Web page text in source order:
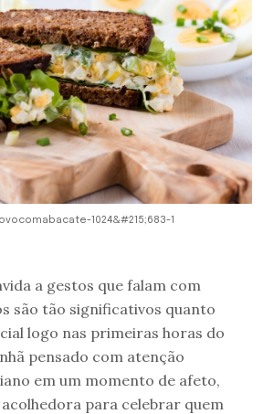
1024&#215;683-1
a gestos que falam com
são tão significativos quanto
logo nas primeiras horas do
pensado com atenção
em um momento de afeto,
para celebrar quem